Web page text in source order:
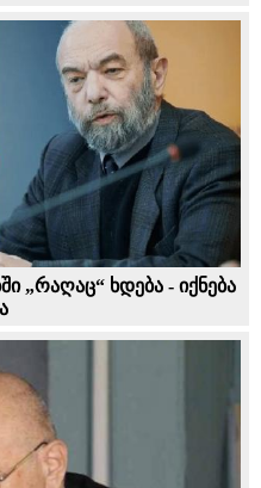
„რაღაც“ ხდება - იქნება